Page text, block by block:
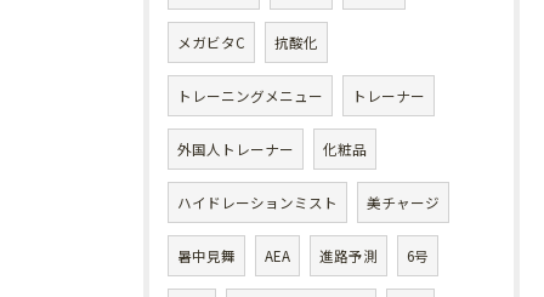
メガビタC 抗酸化
トレーニングメニュー トレーナー
外国人トレーナー 化粧品
ハイドレーションミスト 美チャージ
暑中見舞 AEA 進路予測 6号